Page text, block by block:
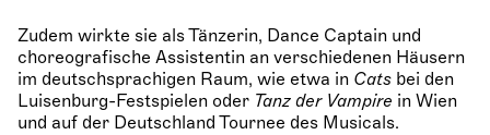
Zudem wirkte sie als Tänzerin, Dance Captain und
choreografische Assistentin an verschiedenen Häusern
im deutschsprachigen Raum, wie etwa in Cats bei den
Luisenburg-Festspielen oder Tanz der Vampire in Wien
und auf der Deutschland Tournee des Musicals.